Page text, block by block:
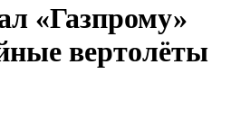
«Газпрому»
вертолёты